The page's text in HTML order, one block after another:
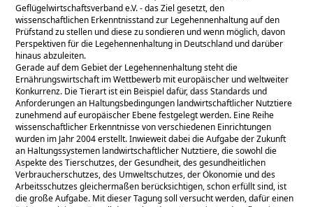
Geflügelwirtschaftsverband e.V. - das Ziel gesetzt, den
wissenschaftlichen Erkenntnisstand zur Legehennenhaltung auf den
Prüfstand zu stellen und diese zu sondieren und wenn möglich, davon
Perspektiven für die Legehennenhaltung in Deutschland und darüber
hinaus abzuleiten.
Gerade auf dem Gebiet der Legehennenhaltung steht die
Ernährungswirtschaft im Wettbewerb mit europäischer und weltweiter
Konkurrenz. Die Tierart ist ein Beispiel dafür, dass Standards und
Anforderungen an Haltungsbedingungen landwirtschaftlicher Nutztiere
zunehmend auf europäischer Ebene festgelegt werden. Eine Reihe
wissenschaftlicher Erkenntnisse von verschiedenen Einrichtungen
wurden im Jahr 2004 erstellt. Inwieweit dabei die Aufgabe der Zukunft
an Haltungssystemen landwirtschaftlicher Nutztiere, die sowohl die
Aspekte des Tierschutzes, der Gesundheit, des gesundheitlichen
Verbraucherschutzes, des Umweltschutzes, der Ökonomie und des
Arbeitsschutzes gleichermaßen berücksichtigen, schon erfüllt sind, ist
die große Aufgabe. Mit dieser Tagung soll versucht werden, dafür einen